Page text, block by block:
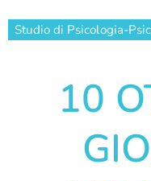
Studio di Psicologia-
10